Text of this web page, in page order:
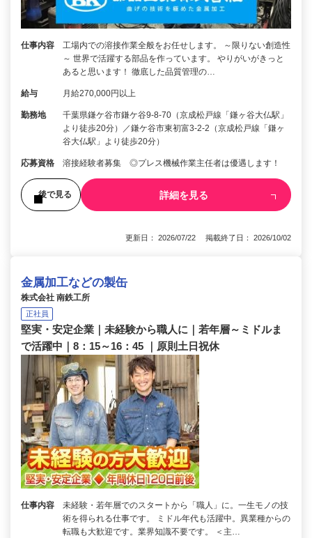
仕事内容
工場内での溶接作業全般をお任せします。 ～限りない創造性
～ 世界で活躍する部品を作っています。 やりがいがきっと
あると思います！ 徹底した品質管理の…
給与 月給270,000円以上
勤務地
千葉県鎌ケ谷市鎌ケ谷9-8-70（京成松戸線「鎌ヶ谷大仏駅」
より徒歩20分）／鎌ケ谷市東初富3-2-2（京成松戸線「鎌ヶ
谷大仏駅」より徒歩20分）
応募資格 溶接経験者募集 ◎プレス機械作業主任者は優遇します！
後で見る 詳細を見る
更新日： 2026/07/22 掲載終了日： 2026/10/02
金属加工などの製缶
株式会社 南鉄工所
正社員
堅実・安定企業｜未経験から職人に｜若年層～ミドルま
で活躍中｜8：15～16：45 ｜原則土日祝休
仕事内容
未経験・若年層でのスタートから「職人」に。一生モノの技
術を得られる仕事です。 ミドル年代も活躍中。異業種からの
転職も大歓迎です。業界知識不要です。 ＜主…